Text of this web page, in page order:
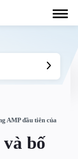
AMP đầu tiên của
bố